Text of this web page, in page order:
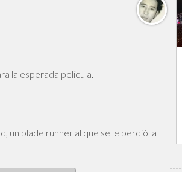
la esperada película.
un blade runner al que se le perdió la